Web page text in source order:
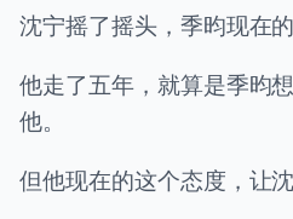
沈宁摇了摇头，季昀现在
他走了五年，就算是季昀
他。
但他现在的这个态度，让沈